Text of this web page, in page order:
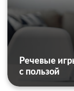
Речевые
с пользой